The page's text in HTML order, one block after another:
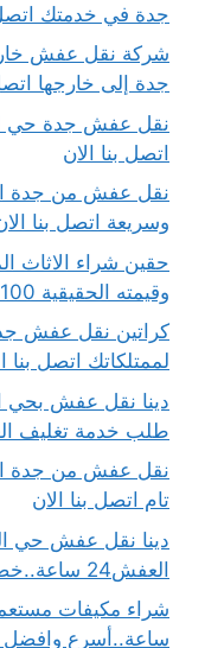
جدة في خدمتك اتصل
جدة إلى خارجها
اتصل بنا الان
وسريعة اتصل بنا
حقين شراء الاثاث
وقيمته الحقيقية 100%خدمة 24ساعة
لممتلكاتك اتصل بنا
طلب خدمة تغليف
تام اتصل بنا الان
دينا نقل عفش حي
العفش24 ساعة..خصم100ريال
ساعة..أسرع وافضل